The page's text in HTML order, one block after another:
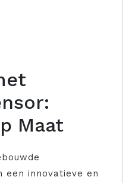
Maat
een innovatieve en